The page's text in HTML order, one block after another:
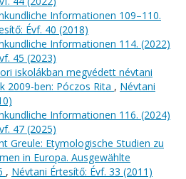
Informationen 109–110.
Évf. 40 (2018)
Informationen 114. (2022)
45 (2023)
iskolákban megvédett névtani
2009-ben: Póczos Rita , Névtani
Informationen 116. (2024)
47 (2025)
Greule: Etymologische Studien zu
in Europa. Ausgewählte
, Névtani Értesítő: Évf. 33 (2011)